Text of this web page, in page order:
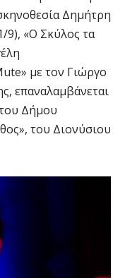
Δημήτρη
9), «Ο Σκύλος τα
με τον Γιώργο
επαναλαμβάνεται
Δήμου
του Διονύσιου